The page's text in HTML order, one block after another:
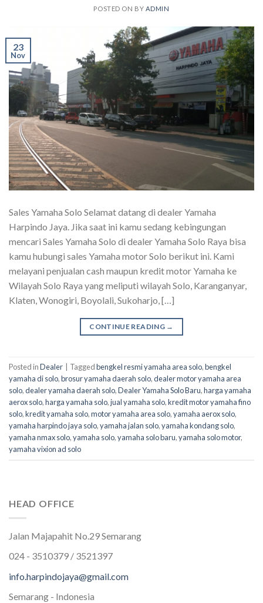
POSTED ON BY ADMIN
23
Nov
Sales Yamaha Solo Selamat datang di dealer Yamaha
Harpindo Jaya. Jika saat ini kamu sedang kebingungan
mencari Sales Yamaha Solo di dealer Yamaha Solo Raya bisa
kamu hubungi sales Yamaha motor Solo berikut ini. Kami
melayani penjualan cash maupun kredit motor Yamaha ke
Wilayah Solo Raya yang meliputi wilayah Solo, Karanganyar,
Klaten, Wonogiri, Boyolali, Sukoharjo, […]
CONTINUE READING →
Posted inDealer Taggedbengkel resmi yamaha area solo,bengkel
yamaha di solo,brosur yamaha daerah solo,dealer motor yamaha area
solo,dealer yamaha daerah solo,Dealer Yamaha Solo Baru,harga yamaha
aerox solo,harga yamaha solo,jual yamaha solo,kredit motor yamaha fino
solo,kredit yamaha solo,motor yamaha area solo,yamaha aerox solo,
yamaha harpindo jaya solo,yamaha jalan solo,yamaha kondang solo,
yamaha nmax solo,yamaha solo,yamaha solo baru,yamaha solo motor,
yamaha vixion ad solo
HEAD OFFICE
Jalan Majapahit No.29 Semarang
024 - 3510379 / 3521397
info.harpindojaya@gmail.com
Semarang - Indonesia